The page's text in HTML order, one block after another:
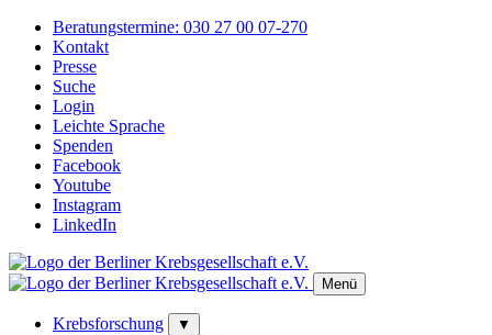
Beratungstermine: 030 27 00 07-270
Kontakt
Presse
Suche
Login
Leichte Sprache
Spenden
Facebook
Youtube
Instagram
LinkedIn
Menü
Krebsforschung ▼